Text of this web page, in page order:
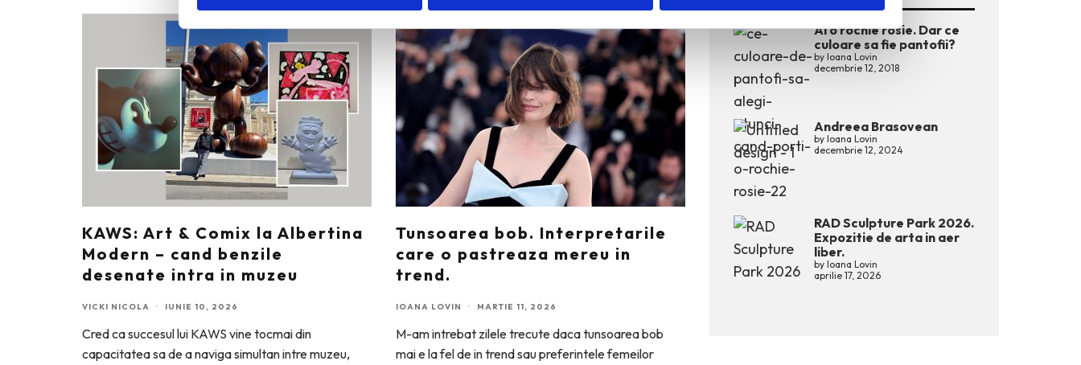
KAWS: Art & Comix la Albertina
Modern – cand benzile
desenate intra in muzeu
VICKI NICOLA · IUNIE 10, 2026
Cred ca succesul lui KAWS vine tocmai din
capacitatea sa de a naviga simultan intre muzeu,
Tunsoarea bob. Interpretarile
care o pastreaza mereu in
trend.
IOANA LOVIN · MARTIE 11, 2026
M-am intrebat zilele trecute daca tunsoarea bob
mai e la fel de in trend sau preferintele femeilor
Ai o rochie rosie. Dar ce
culoare sa fie pantofii?
by Ioana Lovin
decembrie 12, 2018
Andreea Brasovean
by Ioana Lovin
decembrie 12, 2024
RAD Sculpture Park 2026.
Expozitie de arta in aer
liber.
by Ioana Lovin
aprilie 17, 2026